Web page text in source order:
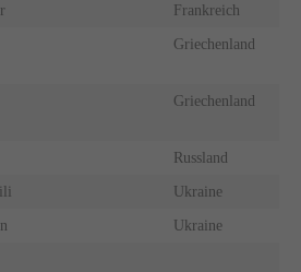
Frankreich
Griechenland
Griechenland
Russland
Ukraine
Ukraine